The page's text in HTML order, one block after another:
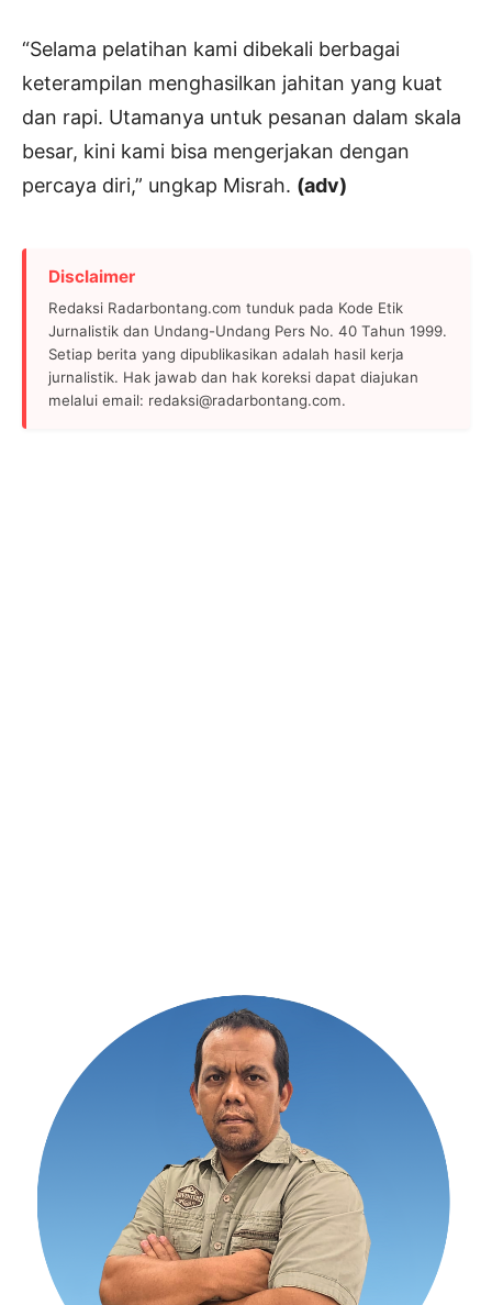
“Selama pelatihan kami dibekali berbagai
keterampilan menghasilkan jahitan yang kuat
dan rapi. Utamanya untuk pesanan dalam skala
besar, kini kami bisa mengerjakan dengan
percaya diri,” ungkap Misrah. (adv)
Disclaimer
Redaksi Radarbontang.com tunduk pada Kode Etik
Jurnalistik dan Undang-Undang Pers No. 40 Tahun 1999.
Setiap berita yang dipublikasikan adalah hasil kerja
jurnalistik. Hak jawab dan hak koreksi dapat diajukan
melalui email: redaksi@radarbontang.com.